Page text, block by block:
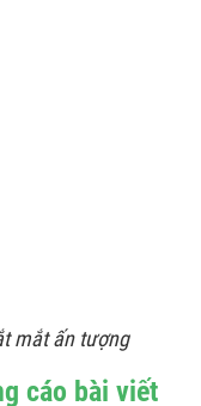
mắt ấn tượng
cáo bài viết